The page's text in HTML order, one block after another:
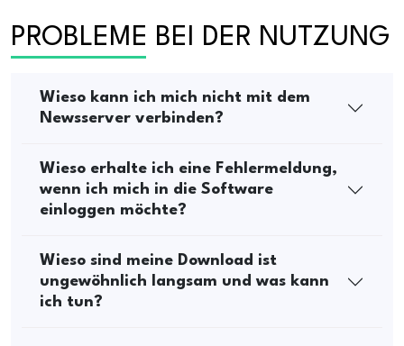
PROBLEME BEI DER NUTZUNG
Wieso kann ich mich nicht mit dem
Newsserver verbinden?
Wieso erhalte ich eine Fehlermeldung,
wenn ich mich in die Software
einloggen möchte?
Wieso sind meine Download ist
ungewöhnlich langsam und was kann
ich tun?